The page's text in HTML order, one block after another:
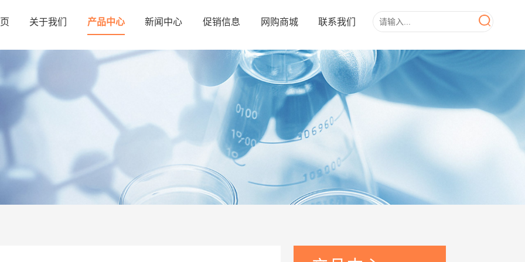
关于我们 产品中心 新闻中心 促销信息 网购商城 联系我们